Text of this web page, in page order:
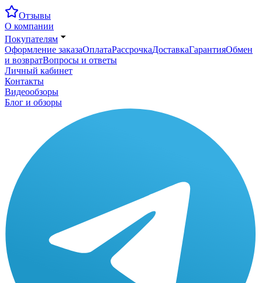
Отзывы
О компании
Покупателям
Оформление заказаОплатаРассрочкаДоставкаГарантияОбмен
и возвратВопросы и ответы
Личный кабинет
Контакты
Видеообзоры
Блог и обзоры